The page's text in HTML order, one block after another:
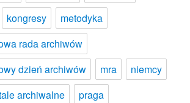
kongresy
metodyka
rada archiwów
dzień archiwów
mra
niemcy
archiwalne praga